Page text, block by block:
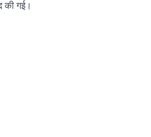
की गई।